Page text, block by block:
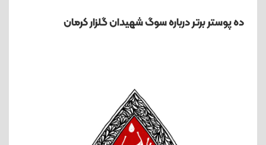
ده پوستر برتر درباره سوگ شهیدان گلزار کرمان